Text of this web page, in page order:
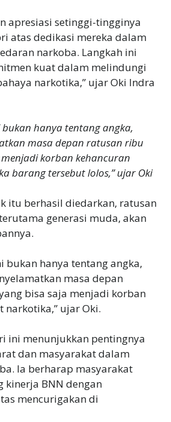
apresiasi setinggi-tingginya
atas dedikasi mereka dalam
narkoba. Langkah ini
kuat dalam melindungi
narkotika,” ujar Oki Indra
hanya tentang angka,
masa depan ratusan ribu
korban kehancuran
barang tersebut lolos,” ujar Oki
itu berhasil diedarkan, ratusan
generasi muda, akan
bukan hanya tentang angka,
masa depan
bisa saja menjadi korban
narkotika,” ujar Oki.
ini menunjukkan pentingnya
dan masyarakat dalam
Ia berharap masyarakat
kinerja BNN dengan
mencurigakan di